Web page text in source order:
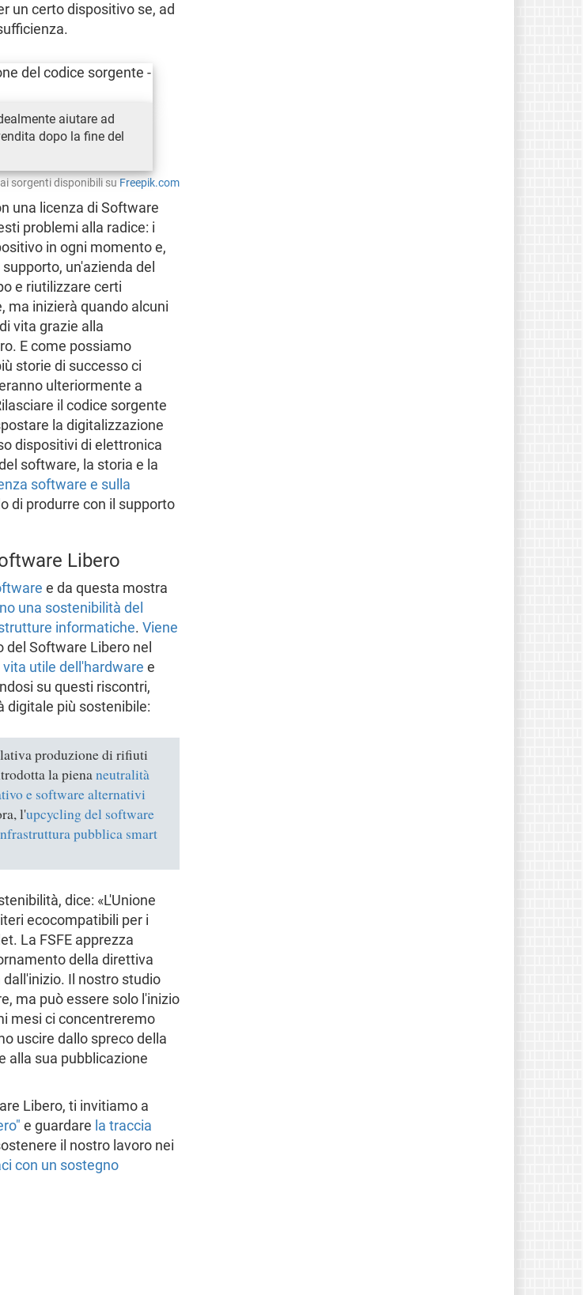
un certo dispositivo se, ad
aiutare ad
dopo la fine del
sorgenti disponibili su Freepik.com
una licenza di Software
problemi alla radice: i
in ogni momento e,
un'azienda del
e riutilizzare certi
ma inizierà quando alcuni
vita grazie alla
E come possiamo
storie di successo ci
ulteriormente a
il codice sorgente
la digitalizzazione
dispositivi di elettronica
software, la storia e la
software e sulla
di produrre con il supporto
Libero
e da questa mostra
una sostenibilità del
informatiche. Viene
Software Libero nel
utile dell'hardware e
su questi riscontri,
digitale più sostenibile:
produzione di rifiuti
la pienaneutralità
e software alternativi
l'upcycling del software
pubblica smart
dice: «L'Unione
ecocompatibili per i
La FSFE apprezza
della direttiva
Il nostro studio
ma può essere solo l'inizio
mesi ci concentreremo
uscire dallo spreco della
alla sua pubblicazione
Libero, ti invitiamo a
e guardare la traccia
il nostro lavoro nei
con un sostegno